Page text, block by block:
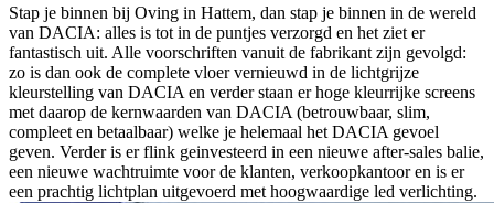
Stap je binnen bij Oving in Hattem, dan stap je binnen in de wereld
van DACIA: alles is tot in de puntjes verzorgd en het ziet er
fantastisch uit. Alle voorschriften vanuit de fabrikant zijn gevolgd:
zo is dan ook de complete vloer vernieuwd in de lichtgrijze
kleurstelling van DACIA en verder staan er hoge kleurrijke screens
met daarop de kernwaarden van DACIA (betrouwbaar, slim,
compleet en betaalbaar) welke je helemaal het DACIA gevoel
geven. Verder is er flink geinvesteerd in een nieuwe after-sales balie,
een nieuwe wachtruimte voor de klanten, verkoopkantoor en is er
een prachtig lichtplan uitgevoerd met hoogwaardige led verlichting.